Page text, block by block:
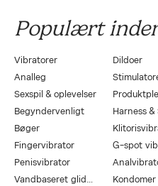
Populært
Vibratorer Dildoer
Analleg
Sexspil & oplevelser
Begyndervenligt
Bøger
Fingervibrator
G-spot
Penisvibrator
Vandbaseret glidecreme
Kondomer